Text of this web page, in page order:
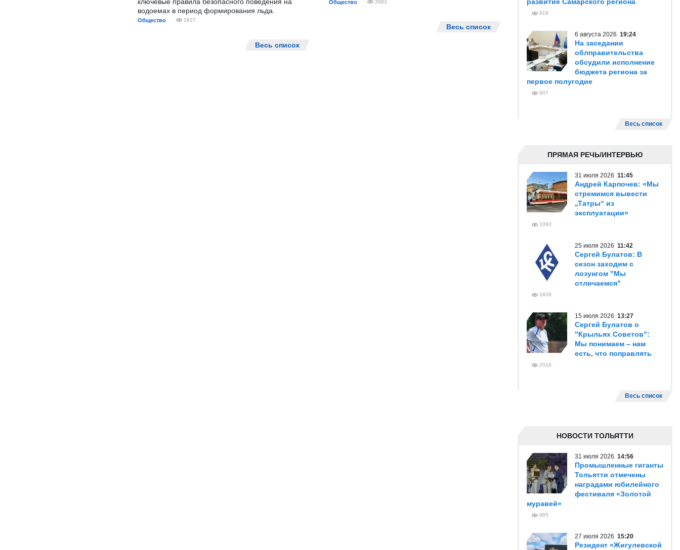
водоемах в период формирования льда.
Общество 2827
Весь список
Общество 2983
Весь список
918
6 августа 2026 19:24
На заседании
облправительства
обсудили исполнение
бюджета региона за
первое полугодие
907
Весь список
ПРЯМАЯ РЕЧЬ/ИНТЕРВЬЮ
31 июля 2026 11:45
Андрей Карпочев: «Мы
стремимся вывести
„Татры“ из
эксплуатации»
1093
25 июля 2026 11:42
Сергей Булатов: В
сезон заходим с
лозунгом "Мы
отличаемся"
1828
15 июля 2026 13:27
Сергей Булатов о
"Крыльях Советов":
Мы понимаем – нам
есть, что поправлять
2018
Весь список
НОВОСТИ ТОЛЬЯТТИ
31 июля 2026 14:56
Промышленные гиганты
Тольятти отмечены
наградами юбилейного
фестиваля «Золотой
муравей»
985
27 июля 2026 15:20
Резидент «Жигулевской